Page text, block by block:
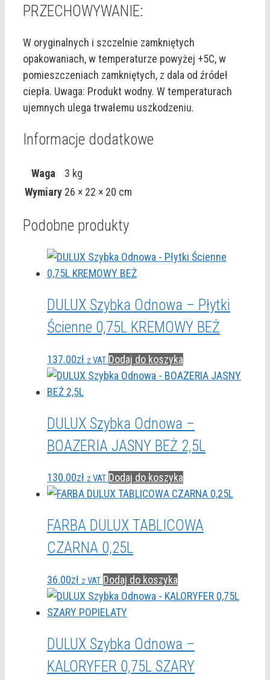
PRZECHOWYWANIE:
W oryginalnych i szczelnie zamkniętych
opakowaniach, w temperaturze powyżej +5C, w
pomieszczeniach zamkniętych, z dala od źródeł
ciepła. Uwaga: Produkt wodny. W temperaturach
ujemnych ulega trwałemu uszkodzeniu.
Informacje dodatkowe
Waga
3 kg
Wymiary 26 × 22 × 20 cm
Podobne produkty
DULUX Szybka Odnowa – Płytki
Ścienne 0,75L KREMOWY BEŻ
137.00zł z VAT Dodaj do koszyka
DULUX Szybka Odnowa –
BOAZERIA JASNY BEŻ 2,5L
130.00zł z VAT Dodaj do koszyka
FARBA DULUX TABLICOWA
CZARNA 0,25L
36.00zł z VAT Dodaj do koszyka
DULUX Szybka Odnowa –
KALORYFER 0,75L SZARY